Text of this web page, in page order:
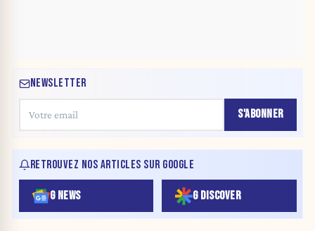
NEWSLETTER
S'ABONNER
RETROUVEZ NOS ARTICLES SUR GOOGLE
G NEWS G DISCOVER